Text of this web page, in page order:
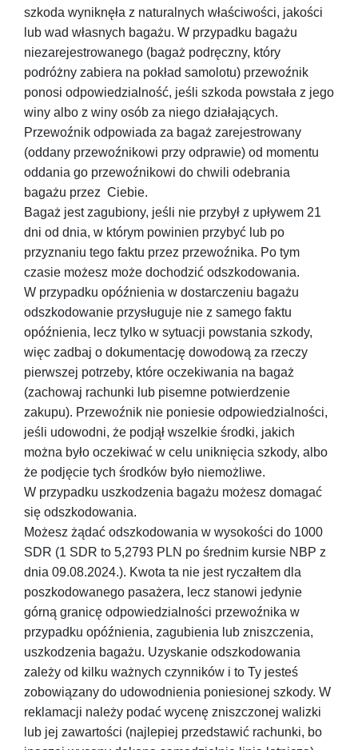
szkoda wyniknęła z naturalnych właściwości, jakości
lub wad własnych bagażu. W przypadku bagażu
niezarejestrowanego (bagaż podręczny, który
podróżny zabiera na pokład samolotu) przewoźnik
ponosi odpowiedzialność, jeśli szkoda powstała z jego
winy albo z winy osób za niego działających.
Przewoźnik odpowiada za bagaż zarejestrowany
(oddany przewoźnikowi przy odprawie) od momentu
oddania go przewoźnikowi do chwili odebrania
bagażu przez Ciebie.
Bagaż jest zagubiony, jeśli nie przybył z upływem 21
dni od dnia, w którym powinien przybyć lub po
przyznaniu tego faktu przez przewoźnika. Po tym
czasie możesz może dochodzić odszkodowania.
W przypadku opóźnienia w dostarczeniu bagażu
odszkodowanie przysługuje nie z samego faktu
opóźnienia, lecz tylko w sytuacji powstania szkody,
więc zadbaj o dokumentację dowodową za rzeczy
pierwszej potrzeby, które oczekiwania na bagaż
(zachowaj rachunki lub pisemne potwierdzenie
zakupu). Przewoźnik nie poniesie odpowiedzialności,
jeśli udowodni, że podjął wszelkie środki, jakich
można było oczekiwać w celu uniknięcia szkody, albo
że podjęcie tych środków było niemożliwe.
W przypadku uszkodzenia bagażu możesz domagać
się odszkodowania.
Możesz żądać odszkodowania w wysokości do 1000
SDR (1 SDR to 5,2793 PLN po średnim kursie NBP z
dnia 09.08.2024.). Kwota ta nie jest ryczałtem dla
poszkodowanego pasażera, lecz stanowi jedynie
górną granicę odpowiedzialności przewoźnika w
przypadku opóźnienia, zagubienia lub zniszczenia,
uszkodzenia bagażu. Uzyskanie odszkodowania
zależy od kilku ważnych czynników i to Ty jesteś
zobowiązany do udowodnienia poniesionej szkody. W
reklamacji należy podać wycenę zniszczonej walizki
lub jej zawartości (najlepiej przedstawić rachunki, bo